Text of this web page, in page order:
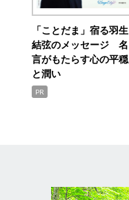
「ことだま」宿る羽生
結弦のメッセージ 名
言がもたらす心の平穏
と潤い
PR